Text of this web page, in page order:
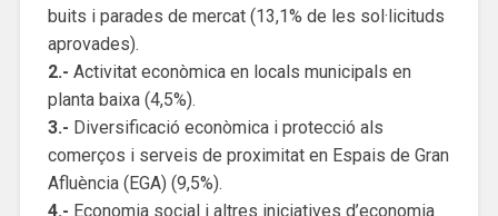
buits i parades de mercat (13,1% de les sol·licituds
aprovades).
2.- Activitat econòmica en locals municipals en
planta baixa (4,5%).
3.- Diversificació econòmica i protecció als
comerços i serveis de proximitat en Espais de Gran
Afluència (EGA) (9,5%).
4.- Economia social i altres iniciatives d’economia